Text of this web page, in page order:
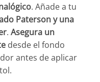
. Añade a tu
Paterson y una
. Asegura un
desde el fondo
antes de aplicar